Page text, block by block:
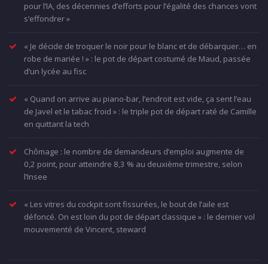
pour l’IA, des décennies d’efforts pour l’égalité des chances vont
s’effondrer »
« Je décide de troquer le noir pour le blanc et de débarquer… en
robe de mariée ! » : le pot de départ costumé de Maud, passée
d’un lycée au fisc
« Quand on arrive au piano-bar, l’endroit est vide, ça sent l’eau
de Javel et le tabac froid » : le triple pot de départ raté de Camille
en quittant la tech
Chômage : le nombre de demandeurs d’emploi augmente de
0,2 point, pour atteindre 8,3 % au deuxième trimestre, selon
l’Insee
« Les vitres du cockpit sont fissurées, le bout de l’aile est
défoncé. On est loin du pot de départ classique » : le dernier vol
mouvementé de Vincent, steward